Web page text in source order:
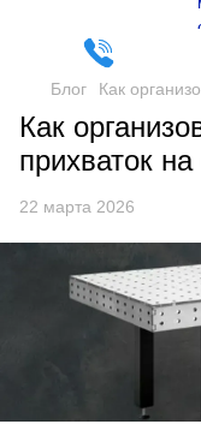
Блог Как
Как
прихваток
22 марта 2026